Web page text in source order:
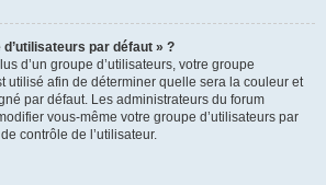
d’utilisateurs par défaut » ?
d’un groupe d’utilisateurs, votre groupe
utilisé afin de déterminer quelle sera la couleur et
par défaut. Les administrateurs du forum
vous-même votre groupe d’utilisateurs par
contrôle de l’utilisateur.